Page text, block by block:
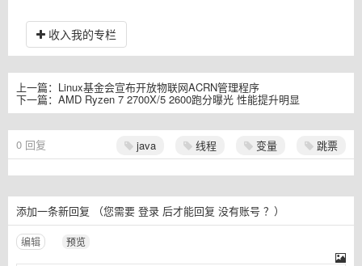
收入我的专栏
上一篇： Linux基金会宣布开放物联网ACRN管理程序
下一篇： AMD Ryzen 7 2700X/5 2600跑分曝光 性能提升明显
java 线程 变量 跳票
0 回复
添加一条新回复 （您需要 登录 后才能回复 没有账号 ？）
编辑 预览